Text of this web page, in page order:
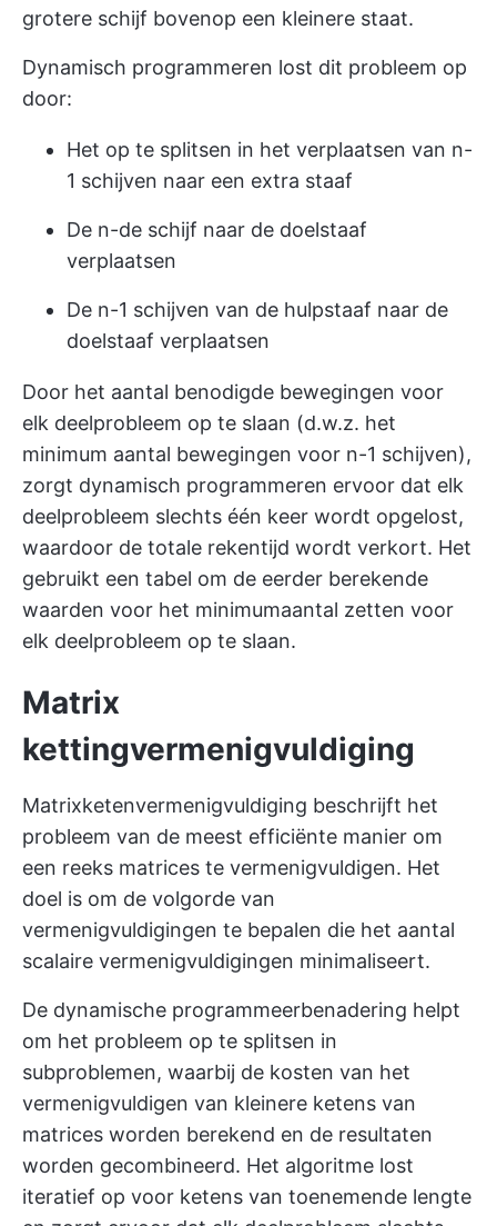
grotere schijf bovenop een kleinere staat.
Dynamisch programmeren lost dit probleem op
door:
Het op te splitsen in het verplaatsen van n-
1 schijven naar een extra staaf
De n-de schijf naar de doelstaaf
verplaatsen
De n-1 schijven van de hulpstaaf naar de
doelstaaf verplaatsen
Door het aantal benodigde bewegingen voor
elk deelprobleem op te slaan (d.w.z. het
minimum aantal bewegingen voor n-1 schijven),
zorgt dynamisch programmeren ervoor dat elk
deelprobleem slechts één keer wordt opgelost,
waardoor de totale rekentijd wordt verkort. Het
gebruikt een tabel om de eerder berekende
waarden voor het minimumaantal zetten voor
elk deelprobleem op te slaan.
Matrix
kettingvermenigvuldiging
Matrixketenvermenigvuldiging beschrijft het
probleem van de meest efficiënte manier om
een reeks matrices te vermenigvuldigen. Het
doel is om de volgorde van
vermenigvuldigingen te bepalen die het aantal
scalaire vermenigvuldigingen minimaliseert.
De dynamische programmeerbenadering helpt
om het probleem op te splitsen in
subproblemen, waarbij de kosten van het
vermenigvuldigen van kleinere ketens van
matrices worden berekend en de resultaten
worden gecombineerd. Het algoritme lost
iteratief op voor ketens van toenemende lengte